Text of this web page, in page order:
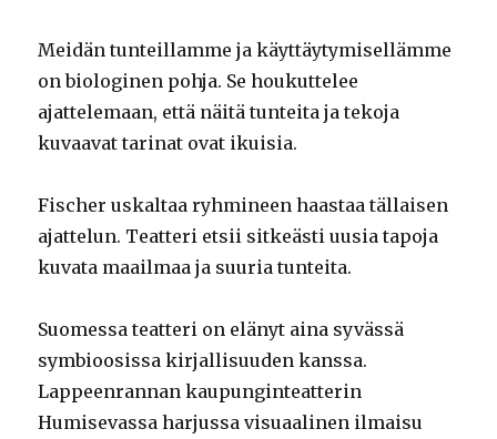
Meidän tunteillamme ja käyttäytymisellämme
on biologinen pohja. Se houkuttelee
ajattelemaan, että näitä tunteita ja tekoja
kuvaavat tarinat ovat ikuisia.
Fischer uskaltaa ryhmineen haastaa tällaisen
ajattelun. Teatteri etsii sitkeästi uusia tapoja
kuvata maailmaa ja suuria tunteita.
Suomessa teatteri on elänyt aina syvässä
symbioosissa kirjallisuuden kanssa.
Lappeenrannan kaupunginteatterin
Humisevassa harjussa visuaalinen ilmaisu